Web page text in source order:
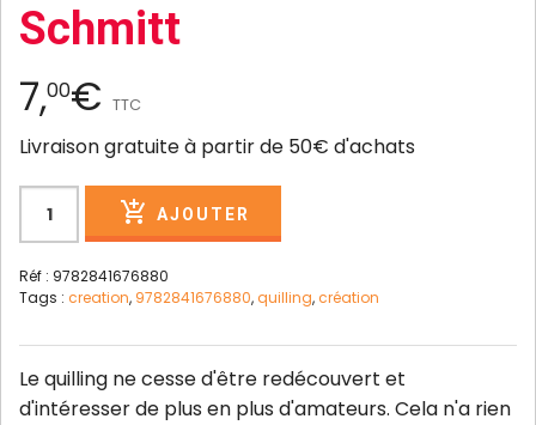
Schmitt
7,00€ TTC
Livraison gratuite à partir de 50€ d'achats
AJOUTER
Réf : 9782841676880
Tags : creation, 9782841676880,quilling,création
Le quilling ne cesse d'être redécouvert et
d'intéresser de plus en plus d'amateurs. Cela n'a rien